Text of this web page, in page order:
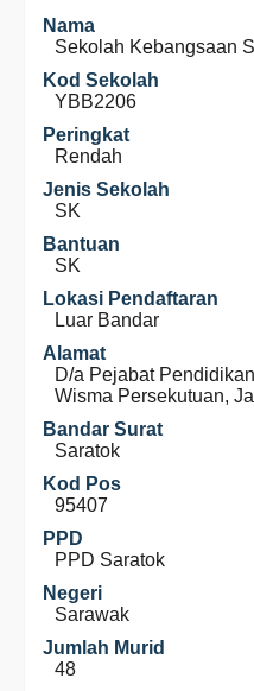
Nama
Sekolah Kebangsaan
Kod Sekolah
YBB2206
Peringkat
Rendah
Jenis Sekolah
SK
Bantuan
SK
Lokasi Pendaftaran
Luar Bandar
Alamat
D/a Pejabat
Wisma Persekutuan,
Bandar Surat
Saratok
Kod Pos
95407
PPD
PPD Saratok
Negeri
Sarawak
Jumlah Murid
48